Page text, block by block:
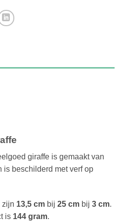
giraffe is gemaakt van
is beschilderd met verf op
zijn 13,5 cm bij 25 cm bij 3 cm.
is 144 gram.